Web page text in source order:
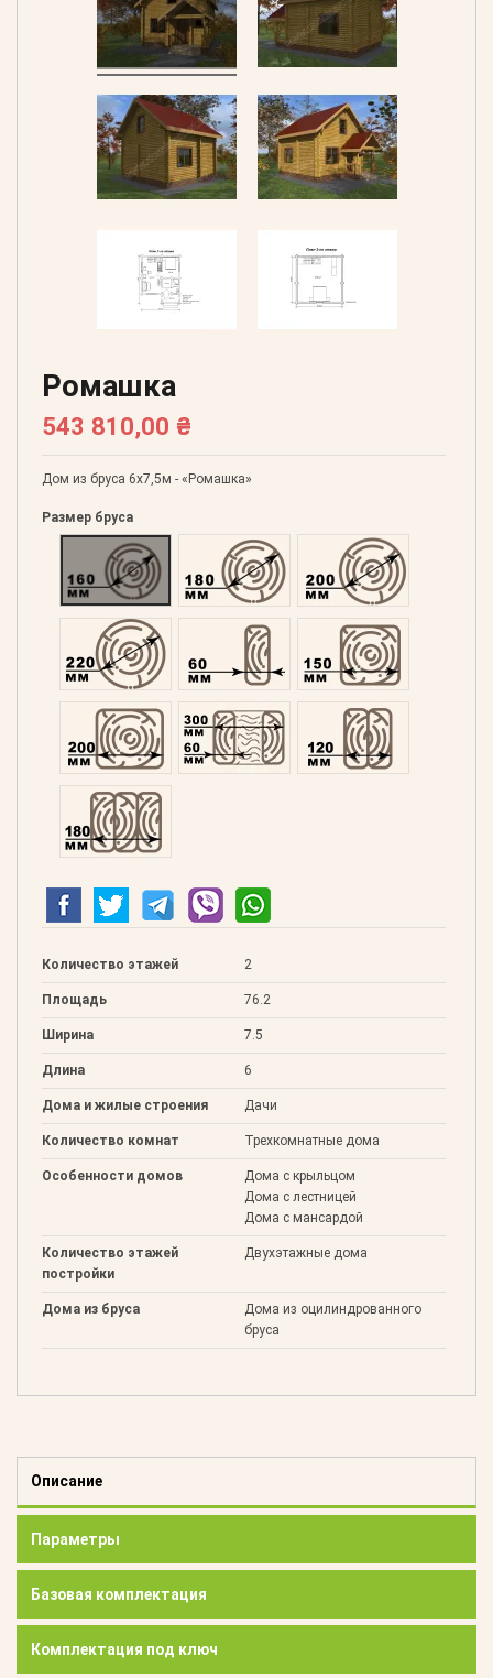
Ромашка
543 810,00 ₴
Дом из бруса 6х7,5м - «Ромашка»
Размер бруса
Оцилиндрованний 160Оцилиндрованний 180Оцилиндрованний
Оцилиндрованний 220Профилированний 60Профилированний
Профилированний 200Двойной 300 Клееный 120
Клееный 180
Количество этажей 2
Площадь 76.2
Ширина 7.5
Длина 6
Дома и жилые строения Дачи
Количество комнат Трехкомнатные дома
Особенности домов
Дома с крыльцом
Дома с лестницей
Дома с мансардой
Количество этажей
постройки
Двухэтажные дома
Дома из бруса
Дома из оцилиндрованного
бруса
Описание
Параметры
Базовая комплектация
Комплектация под ключ